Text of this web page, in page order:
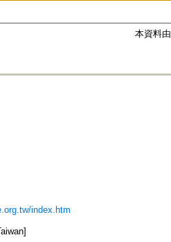
本資料由
index.htm